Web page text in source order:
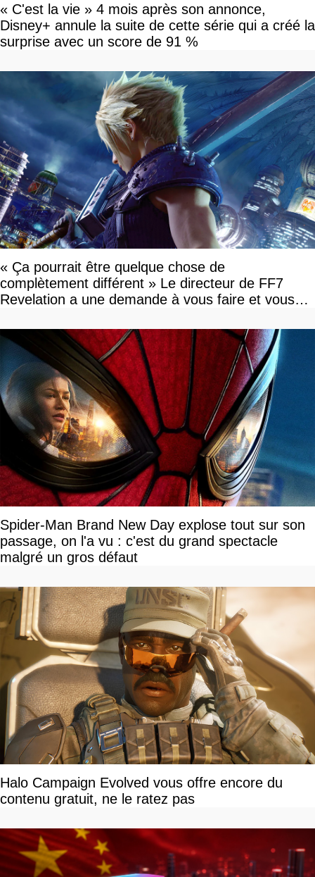
« C'est la vie » 4 mois après son annonce,
Disney+ annule la suite de cette série qui a créé la
surprise avec un score de 91 %
« Ça pourrait être quelque chose de
complètement différent » Le directeur de FF7
Revelation a une demande à vous faire et vous
Spider-Man Brand New Day explose tout sur son
passage, on l'a vu : c'est du grand spectacle
malgré un gros défaut
Halo Campaign Evolved vous offre encore du
contenu gratuit, ne le ratez pas